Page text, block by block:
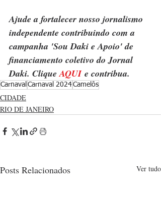
Ajude a fortalecer nosso jornalismo
independente contribuindo com a
campanha 'Sou Daki e Apoio' de
financiamento coletivo do Jornal
Daki. Clique AQUI e contribua.
Carnaval Carnaval 2024Camelôs
CIDADE
RIO DE JANEIRO
Posts Relacionados Ver tudo